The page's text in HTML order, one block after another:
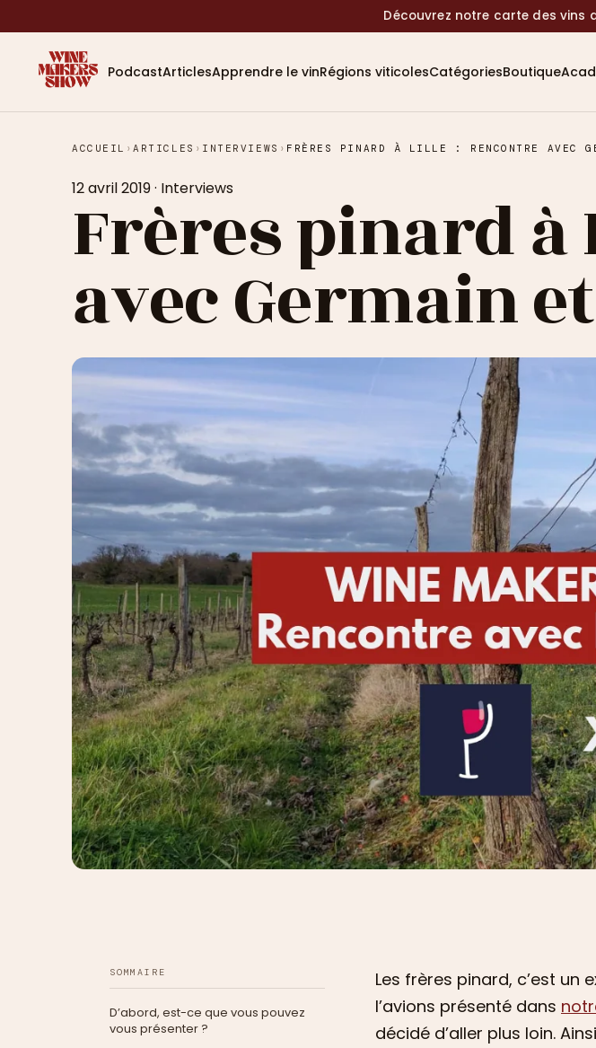
Découvrez notre carte des vins
PodcastArticlesApprendre le vinRégions viticolesCatégoriesBoutique
ACCUEIL ›ARTICLES › INTERVIEWS ›
12 avril 2019· Interviews
Frères pinard
avec Germain
SOMMAIRE
D’abord, est-ce que vous pouvez
vous présenter ?
Les frères pinard, c’est un
l’avions présenté dans
décidé d’aller plus loin.